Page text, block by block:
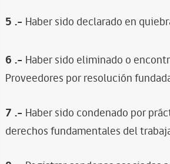
5 .- Haber sido declarado en
6 .- Haber sido eliminado o
Proveedores por resolución
7 .- Haber sido condenado por
derechos fundamentales del